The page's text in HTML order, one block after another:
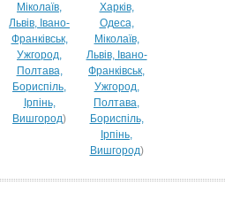
Міколаїв,
Львів, Івано-
Франківськ,
Ужгород,
Полтава,
Бориспіль,
Ірпінь,
Вишгород)
Харків,
Одеса,
Міколаїв,
Львів, Івано-
Франківськ,
Ужгород,
Полтава,
Бориспіль,
Ірпінь,
Вишгород)